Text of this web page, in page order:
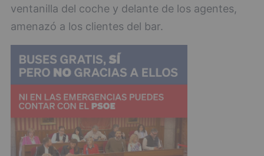
ventanilla del coche y delante de los agentes,
amenazó a los clientes del bar.